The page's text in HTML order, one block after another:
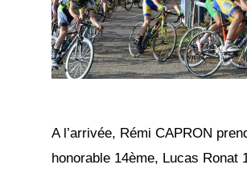
A l’arrivée, Rémi CAPRON
honorable 14ème, Lucas Ronat